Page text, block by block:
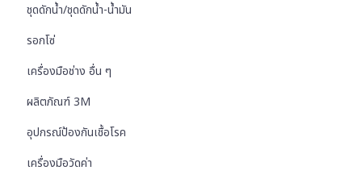
ชุดดักน้ำ/ชุดดักน้ำ-น้ำมัน
รอกโซ่
เครื่องมือช่าง อื่น ๆ
ผลิตภัณฑ์ 3M
อุปกรณ์ป้องกันเชื้อโรค
เครื่องมือวัดค่า